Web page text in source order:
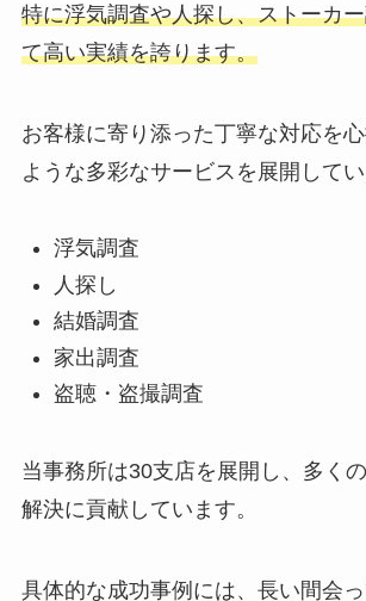
特に浮気調査や人探し、ストーカ
て高い実績を誇ります。
お客様に寄り添った丁寧な対応を
ような多彩なサービスを展開してい
浮気調査
人探し
結婚調査
家出調査
盗聴・盗撮調査
当事務所は30支店を展開し、多く
解決に貢献しています。
具体的な成功事例には、長い間会